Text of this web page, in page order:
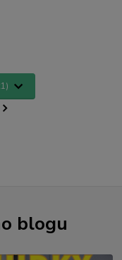
blogu